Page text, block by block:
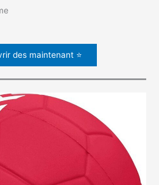
des maintenant ⭐